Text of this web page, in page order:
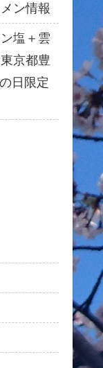
ン情報
塩＋雲
京都豊
日限定